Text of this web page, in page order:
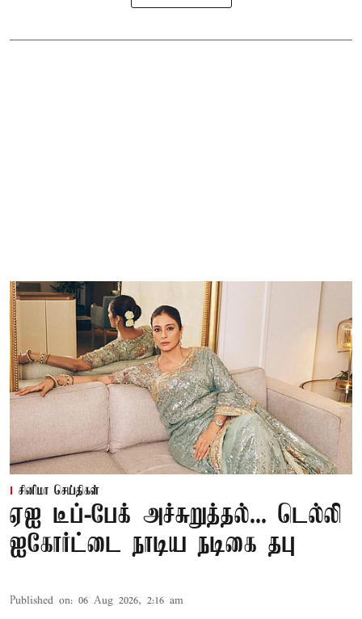
சினிமா செய்திகள்
ஏஐ டீப்-பேக் அச்சுறுத்தல்... டெல்லி
ஐகோர்ட்டை நாடிய நடிகை தபு
Published on: 06 Aug 2026, 2:16 am